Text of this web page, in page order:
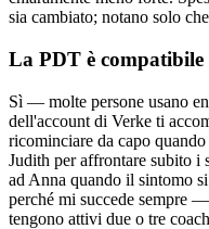
sia cambiato; notano solo
La PDT è
Sì — molte persone usano
dell'account di Verke ti
ricominciare da capo
Judith per affrontare subito i
ad Anna quando il sintomo
perché mi succede sempre
tengono attivi due o tre